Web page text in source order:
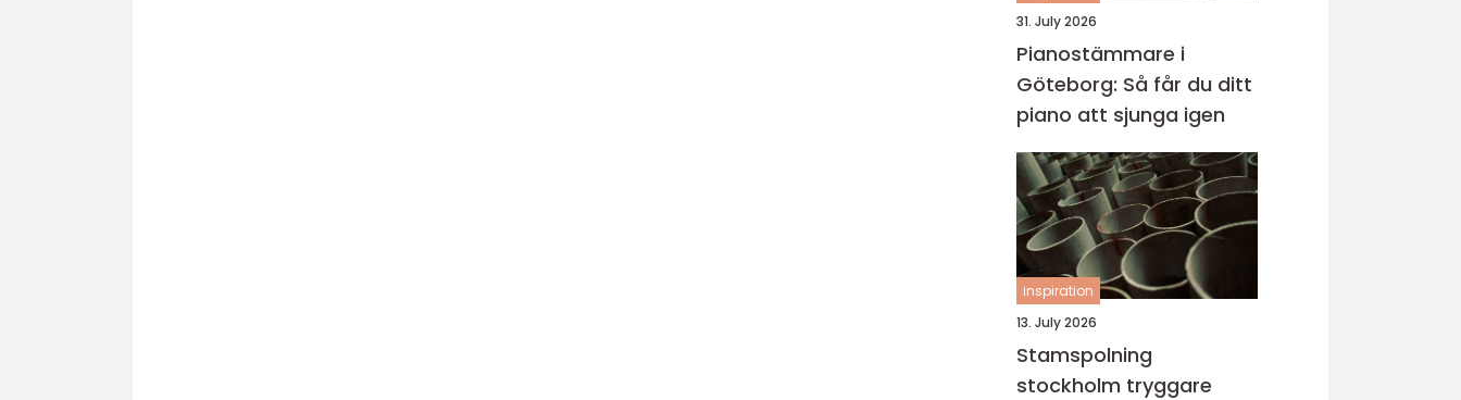
31. July 2026
Pianostämmare i
Göteborg: Så får du ditt
piano att sjunga igen
inspiration
13. July 2026
Stamspolning
stockholm tryggare